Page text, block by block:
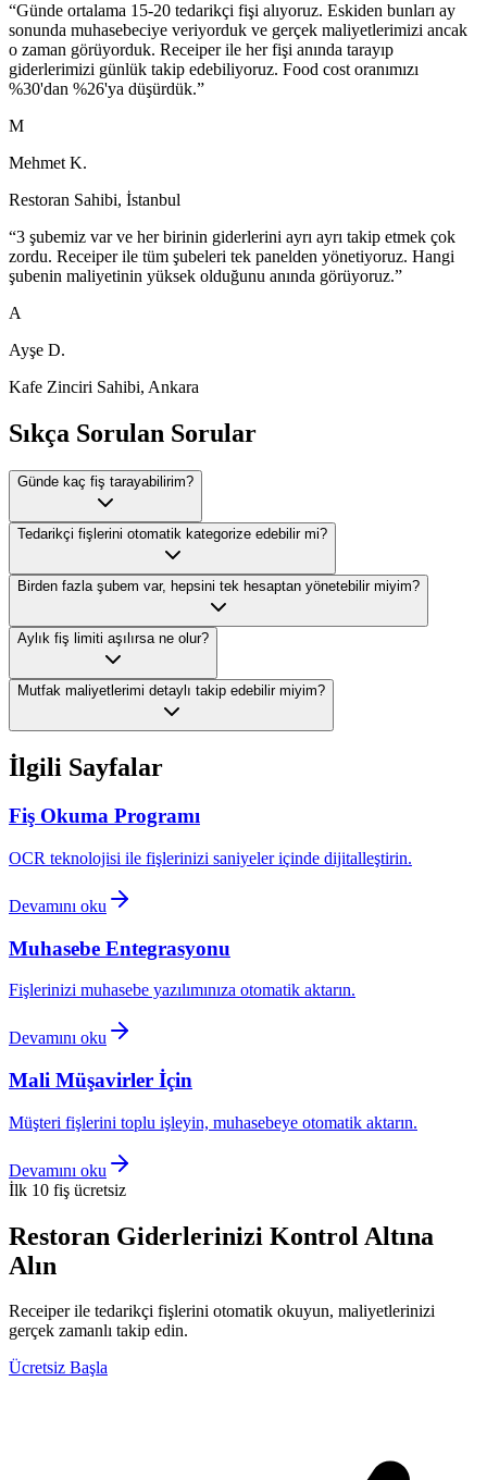
“Günde ortalama 15-20 tedarikçi fişi alıyoruz. Eskiden bunları ay
sonunda muhasebeciye veriyorduk ve gerçek maliyetlerimizi ancak
o zaman görüyorduk. Receiper ile her fişi anında tarayıp
giderlerimizi günlük takip edebiliyoruz. Food cost oranımızı
%30'dan %26'ya düşürdük.”
M
Mehmet K.
Restoran Sahibi, İstanbul
“3 şubemiz var ve her birinin giderlerini ayrı ayrı takip etmek çok
zordu. Receiper ile tüm şubeleri tek panelden yönetiyoruz. Hangi
şubenin maliyetinin yüksek olduğunu anında görüyoruz.”
A
Ayşe D.
Kafe Zinciri Sahibi, Ankara
Sıkça Sorulan Sorular
Günde kaç fiş tarayabilirim?
Tedarikçi fişlerini otomatik kategorize edebilir mi?
Birden fazla şubem var, hepsini tek hesaptan yönetebilir miyim?
Aylık fiş limiti aşılırsa ne olur?
Mutfak maliyetlerimi detaylı takip edebilir miyim?
İlgili Sayfalar
Fiş Okuma Programı
OCR teknolojisi ile fişlerinizi saniyeler içinde dijitalleştirin.
Devamını oku
Muhasebe Entegrasyonu
Fişlerinizi muhasebe yazılımınıza otomatik aktarın.
Devamını oku
Mali Müşavirler İçin
Müşteri fişlerini toplu işleyin, muhasebeye otomatik aktarın.
Devamını oku
İlk 10 fiş ücretsiz
Restoran Giderlerinizi Kontrol Altına
Alın
Receiper ile tedarikçi fişlerini otomatik okuyun, maliyetlerinizi
gerçek zamanlı takip edin.
Ücretsiz Başla